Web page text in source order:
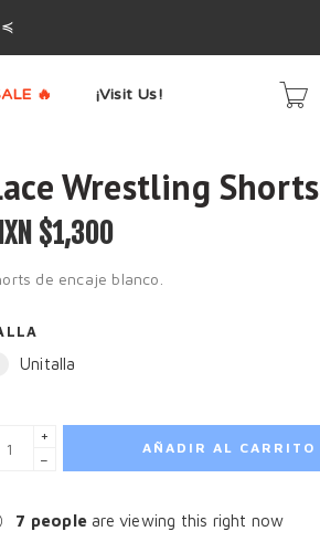
🔥 ¡Visit Us!
Wrestling Shorts
$1,300
de encaje blanco.
Unitalla
+
−
AÑADIR AL CARRITO
7 people are viewing this right now